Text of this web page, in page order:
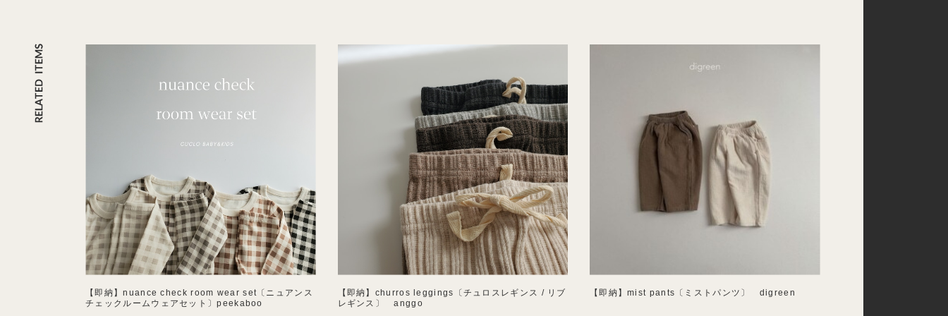
【即納】nuance check room wear set〔ニュアンス
チェックルームウェアセット〕peekaboo
【即納】churros leggings〔チュロスレギンス / リブ
レギンス〕 anggo
【即納】mist pants〔ミストパンツ〕 digreen